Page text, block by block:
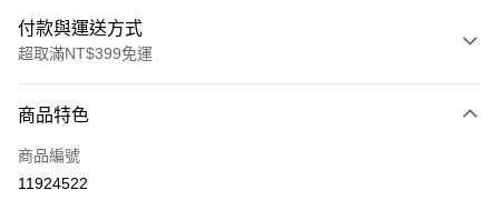
付款與運送方式
超取滿NT$399免運
信用卡一次付款
超商取貨付款
商品特色
商品編號
11924522